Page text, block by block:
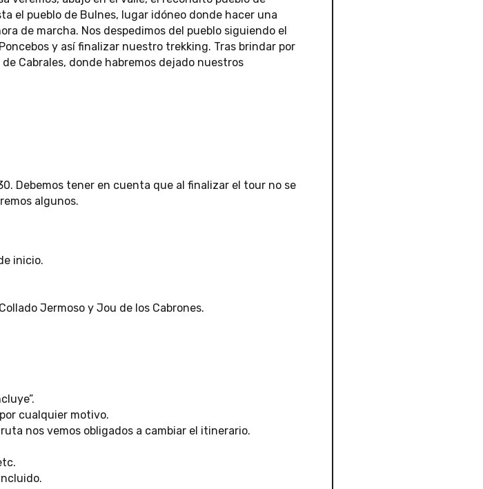
el pueblo de Bulnes, lugar idóneo donde hacer una
de marcha. Nos despedimos del pueblo siguiendo el
y así finalizar nuestro trekking. Tras brindar por
Cabrales, donde habremos dejado nuestros
Debemos tener en cuenta que al finalizar el tour no se
algunos.
inicio.
Jermoso y Jou de los Cabrones.
cualquier motivo.
nos vemos obligados a cambiar el itinerario.